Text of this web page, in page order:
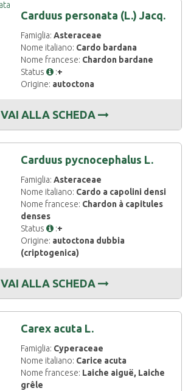
Carduus personata (L.) Jacq.
Famiglia:Asteraceae
Nome italiano: Cardo bardana
Nome francese: Chardon bardane
Status
:+
Origine: autoctona
VAI ALLA SCHEDA
Carduus pycnocephalus L.
Famiglia:Asteraceae
Nome italiano: Cardo a capolini densi
Nome francese: Chardon à capitules
denses
Status
:+
Origine: autoctona dubbia
(criptogenica)
VAI ALLA SCHEDA
Carex acuta L.
Famiglia: Cyperaceae
Nome italiano: Carice acuta
Nome francese: Laiche aiguë, Laiche
grêle